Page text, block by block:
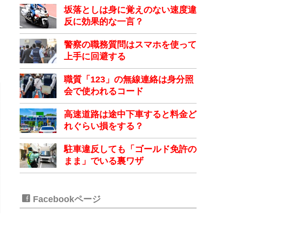
坂落としは身に覚えのない速度違
反に効果的な一言？
警察の職務質問はスマホを使って
上手に回避する
職質「123」の無線連絡は身分照
会で使われるコード
高速道路は途中下車すると料金ど
れぐらい損をする？
駐車違反しても「ゴールド免許の
まま」でいる裏ワザ
Facebookページ